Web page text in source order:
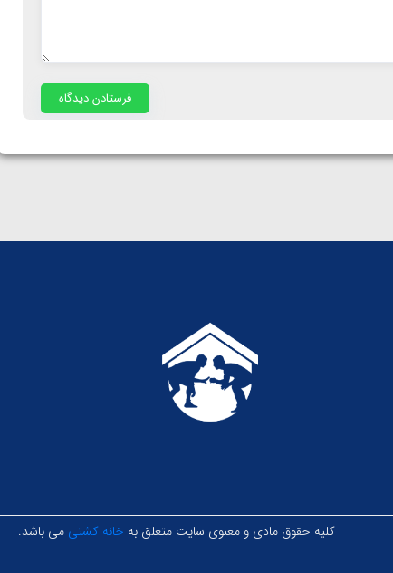
کلیه حقوق مادی و معنوی سایت متعلق به خانه کشتی می باشد.